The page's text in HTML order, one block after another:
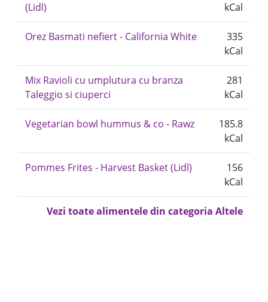
(Lidl)
kCal
Orez Basmati nefiert - California White
335
kCal
Mix Ravioli cu umplutura cu branza
Taleggio si ciuperci
281
kCal
Vegetarian bowl hummus & co - Rawz
185.8
kCal
Pommes Frites - Harvest Basket (Lidl)
156
kCal
Vezi toate alimentele din categoria Altele